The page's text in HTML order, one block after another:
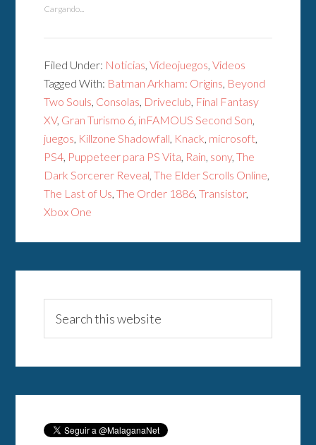
Cargando...
Filed Under: Noticias,Videojuegos,Videos
Tagged With: Batman Arkham: Origins, Beyond
Two Souls, Consolas, Driveclub, Final Fantasy
XV, Gran Turismo 6, inFAMOUS Second Son,
juegos, Killzone Shadowfall, Knack, microsoft,
PS4, Puppeteer para PS Vita, Rain, sony,The
Dark Sorcerer Reveal,The Elder Scrolls Online,
The Last of Us,The Order 1886,Transistor,
Xbox One